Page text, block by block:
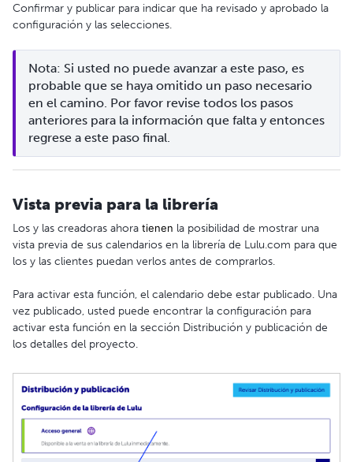
Confirmar y publicar para indicar que ha revisado y aprobado la
configuración y las selecciones.
Nota: Si usted no puede avanzar a este paso, es
probable que se haya omitido un paso necesario
en el camino. Por favor revise todos los pasos
anteriores para la información que falta y entonces
regrese a este paso final.
Vista previa para la librería
Los y las creadoras ahora tienen la posibilidad de mostrar una
vista previa de sus calendarios en la librería de Lulu.com para que
los y las clientes puedan verlos antes de comprarlos.
Para activar esta función, el calendario debe estar publicado. Una
vez publicado, usted puede encontrar la configuración para
activar esta función en la sección Distribución y publicación de
los detalles del proyecto.